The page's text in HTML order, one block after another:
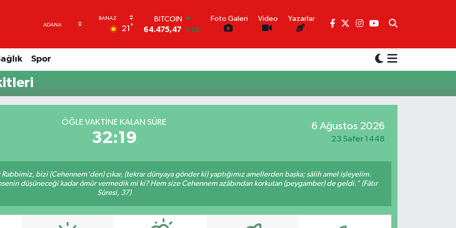
21 °
BITCOIN
64.475,47 0.66
55,1336 0.18
GRAM ALTIN
6527.85
BİST100
Foto Galeri Video Yazarlar
Spor
ÖĞLE VAKTINE KALAN SÜRE
32:18
6 Ağustos 2026
23 Safer 1448
bizi (Cehennem'den) çıkar, (tekrar dünyaya gönder ki) yaptığımız amellerden başka; sâlih amel işleyelim.
düşüneceği kadar ömür vermedik mi ki? Hem size Cehennem azâbından korkutan (peygamber) de geldi." (Fâtır
Sûresi, 37)